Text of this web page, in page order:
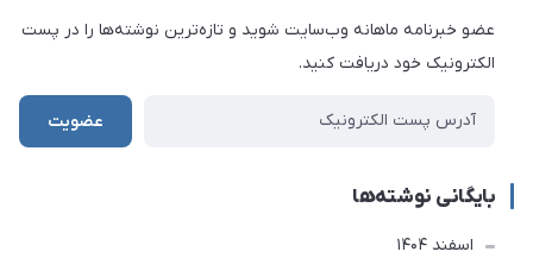
عضو خبرنامه ماهانه وب‌سایت شوید و تازه‌ترین نوشته‌ها را در پست
الکترونیک خود دریافت کنید.
عضویت
بایگانی نوشته‌ها
اسفند 1404